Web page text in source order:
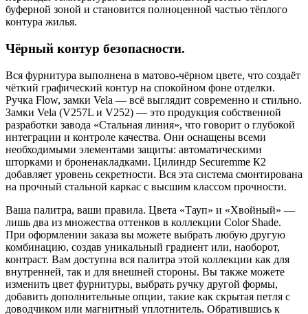
буферной зоной и становится полноценной частью тёплого
контура жилья.
Чёрный контур безопасности.
Вся фурнитура выполнена в матово-чёрном цвете, что создаёт
чёткий графический контур на спокойном фоне отделки.
Ручка Flow, замки Vela — всё выглядит современно и стильно.
Замки Vela (V257L и V252) — это продукция собственной
разработки завода «Стальная линия», что говорит о глубокой
интеграции и контроле качества. Они оснащены всеми
необходимыми элементами защиты: автоматическими
шторками и броненакладками. Цилиндр Securemme К2
добавляет уровень секретности. Вся эта система смонтирована
на прочный стальной каркас с высшим классом прочности.
Ваша палитра, ваши правила. Цвета «Тауп» и «Хвойный» —
лишь два из множества оттенков в коллекции Color Shade.
При оформлении заказа вы можете выбрать любую другую
комбинацию, создав уникальный градиент или, наоборот,
контраст. Вам доступна вся палитра этой коллекции как для
внутренней, так и для внешней стороны. Вы также можете
изменить цвет фурнитуры, выбрать ручку другой формы,
добавить дополнительные опции, такие как скрытая петля с
доводчиком или магнитный уплотнитель. Обратившись к